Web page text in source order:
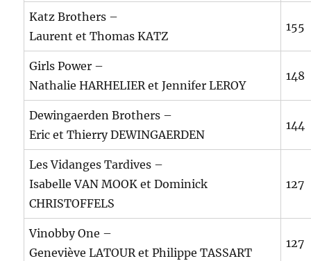
Katz Brothers –
Laurent et Thomas KATZ
155
Girls Power –
Nathalie HARHELIER et Jennifer LEROY
148
Dewingaerden Brothers –
Eric et Thierry DEWINGAERDEN
144
Les Vidanges Tardives –
Isabelle VAN MOOK et Dominick
CHRISTOFFELS
127
Vinobby One –
Geneviève LATOUR et Philippe TASSART
127